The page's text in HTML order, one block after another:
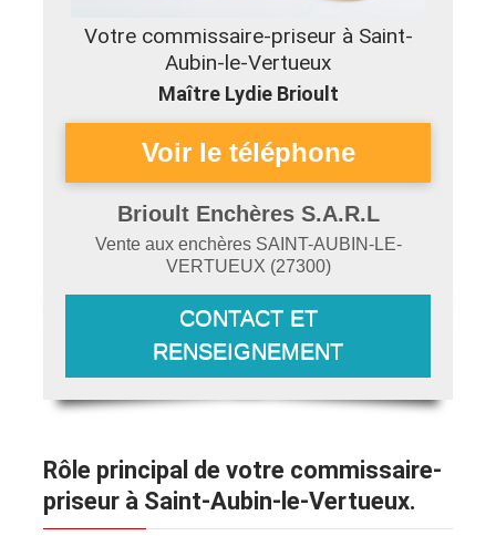
Votre commissaire-priseur à Saint-
Aubin-le-Vertueux
Maître Lydie Brioult
Brioult Enchères S.A.R.L
Vente aux enchères SAINT-AUBIN-LE-
VERTUEUX (27300)
CONTACT ET
RENSEIGNEMENT
Rôle principal de votre commissaire-
priseur à Saint-Aubin-le-Vertueux.